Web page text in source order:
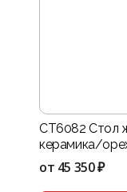
CT6082 Стол
керамика/
от 45 350 ₽